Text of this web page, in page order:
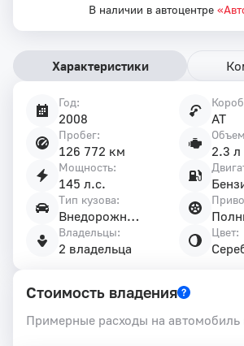
В наличии в автоцентре
Характеристики
Год:
2008 AT
Пробег:
126 772 км 2.3 л
Мощность:
145 л.с.
Тип кузова:
Внедорожник 5 дв.
Владельцы:
2 владельца
Цвет:
Стоимость владения
Примерные расходы на автомобиль